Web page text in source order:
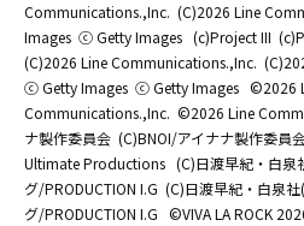
Communications.,Inc. (C)2026 Line
Images ⓒ Getty Images (c)Project III
(C)2026 Line Communications.,Inc.
ⓒ Getty Images ⓒ Getty Images ©2026
Communications.,Inc. ©2026 Line
ナ製作委員会 (C)BNOI/アイナナ製作委員
Ultimate Productions (C)日渡早紀・白泉
グ/PRODUCTION I.G (C)日渡早紀・白泉
グ/PRODUCTION I.G ©️VIVA LA ROCK